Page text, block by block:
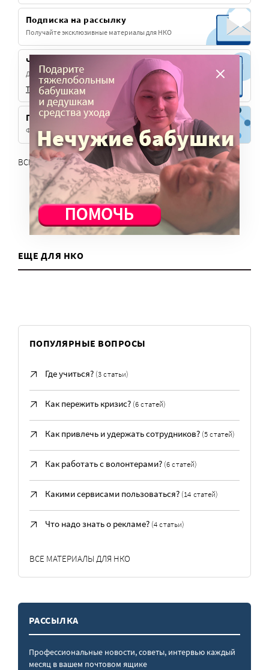
Подписка на рассылку
Получайте эксклюзивные материалы для НКО
Чат «Благорелизы»
Делитесь своими новостями и с широкой аудиторией.
Telegram Max
Платформа Милосердия
Фандрайзинг для церковных НКО
ВСЕ СЕРВИСЫ
ЕЩЕ ДЛЯ НКО
ПОПУЛЯРНЫЕ ВОПРОСЫ
Где учиться? (3 статьи)
Как пережить кризис? (6 статей)
Как привлечь и удержать сотрудников? (5 статей)
Как работать с волонтерами? (6 статей)
Какими сервисами пользоваться? (14 статей)
Что надо знать о рекламе? (4 статьи)
ВСЕ МАТЕРИАЛЫ ДЛЯ НКО
РАССЫЛКА
Профессиональные новости, советы, интервью каждый
месяц в вашем почтовом ящике